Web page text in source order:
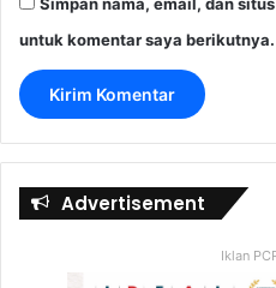
untuk komentar saya berikutnya.
Advertisement
Iklan